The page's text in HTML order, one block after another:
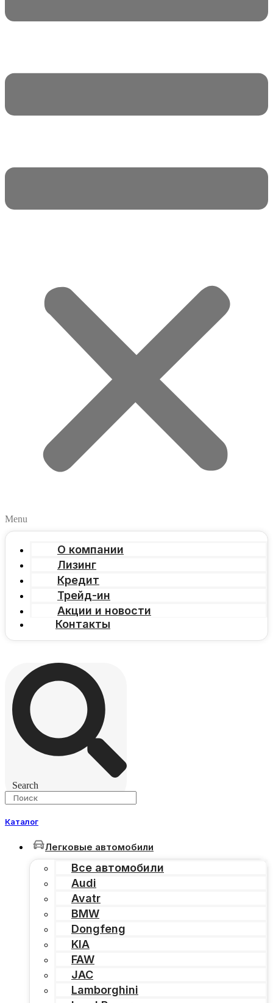
Menu
О компании
Лизинг
Кредит
Трейд-ин
Акции и новости
Контакты
Search
Каталог
Легковые автомобили
Все автомобили
Audi
Avatr
BMW
Dongfeng
KIA
FAW
JAC
Lamborghini